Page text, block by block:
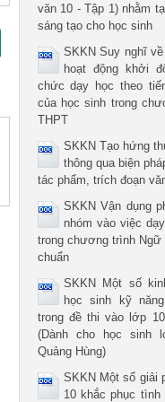
văn 10 - Tập 1) nhằm
sáng tạo cho học sinh
SKKN Suy nghĩ
hoạt động khởi
chức dạy học theo
của học sinh trong
THPT
SKKN Tạo hứng
thông qua biện
tác phẩm, trích đoạn
SKKN Vận dụng
nhóm vào việc
trong chương trình
chuẩn
SKKN Một số
học sinh kỹ
trong đề thi vào lớp
(Dành cho học sinh
Quảng Hùng)
SKKN Một số giải
10 khắc phục tình